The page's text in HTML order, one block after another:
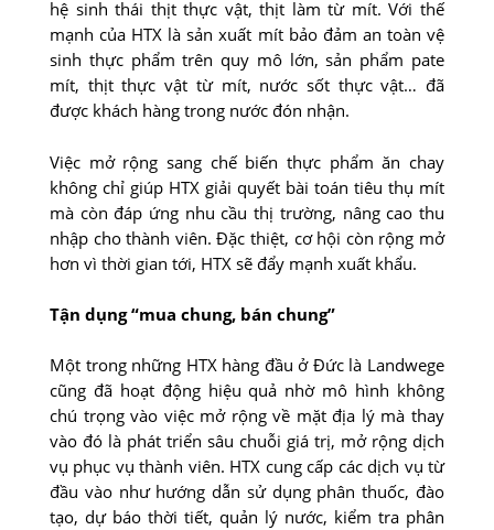
hệ sinh thái thịt thực vật, thịt làm từ mít. Với thế
mạnh của HTX là sản xuất mít bảo đảm an toàn vệ
sinh thực phẩm trên quy mô lớn, sản phẩm pate
mít, thịt thực vật từ mít, nước sốt thực vật… đã
được khách hàng trong nước đón nhận.
Việc mở rộng sang chế biến thực phẩm ăn chay
không chỉ giúp HTX giải quyết bài toán tiêu thụ mít
mà còn đáp ứng nhu cầu thị trường, nâng cao thu
nhập cho thành viên. Đặc thiệt, cơ hội còn rộng mở
hơn vì thời gian tới, HTX sẽ đẩy mạnh xuất khẩu.
Tận dụng “mua chung, bán chung”
Một trong những HTX hàng đầu ở Đức là Landwege
cũng đã hoạt động hiệu quả nhờ mô hình không
chú trọng vào việc mở rộng về mặt địa lý mà thay
vào đó là phát triển sâu chuỗi giá trị, mở rộng dịch
vụ phục vụ thành viên. HTX cung cấp các dịch vụ từ
đầu vào như hướng dẫn sử dụng phân thuốc, đào
tạo, dự báo thời tiết, quản lý nước, kiểm tra phân